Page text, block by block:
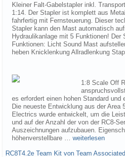
Kleiner Falt-Gabelstapler inkl.
1:14. Der Stapler ist komplett aus
fahrfertig mit Fernsteuerung. Dieser
Stapler kann den Mast automatisch
Hydraulikanlage mit 5 Funktionen! Der
Funktionen: Licht Sound Mast
heben Knicklenkung Allradlenkung
1:8 Scale Off
es erfordert einen hohen Standard und
Die neueste Entwicklung aus der Area
Electrics wurde entwickelt, um die
und auf der Anzahl der von der RC8-
Auszeichnungen aufzubauen.
höhenverstellbare … weiterlesen
RC8T4.2e Team Kit von Team Associated